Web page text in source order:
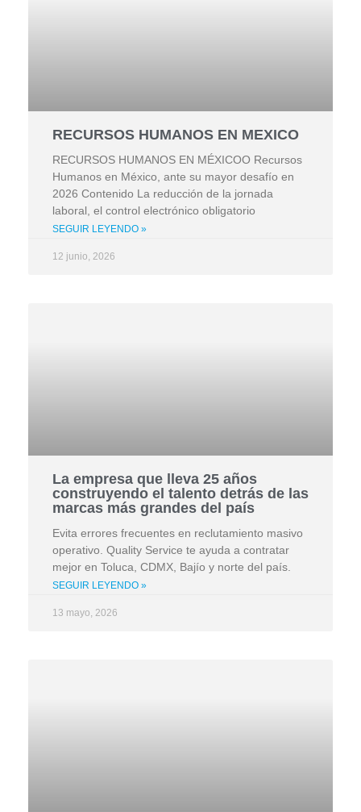
RECURSOS HUMANOS EN MEXICO
RECURSOS HUMANOS EN MÉXICOO Recursos
Humanos en México, ante su mayor desafío en
2026 Contenido La reducción de la jornada
laboral, el control electrónico obligatorio
SEGUIR LEYENDO »
12 junio, 2026
La empresa que lleva 25 años
construyendo el talento detrás de las
marcas más grandes del país
Evita errores frecuentes en reclutamiento masivo
operativo. Quality Service te ayuda a contratar
mejor en Toluca, CDMX, Bajío y norte del país.
SEGUIR LEYENDO »
13 mayo, 2026